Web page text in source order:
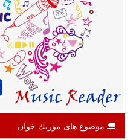
موضوع های موزیك خوان